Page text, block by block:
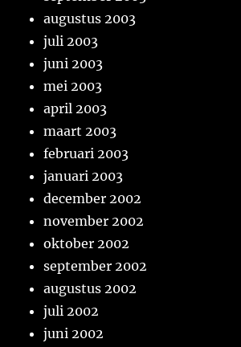
augustus 2003
juli 2003
juni 2003
mei 2003
april 2003
maart 2003
februari 2003
januari 2003
december 2002
november 2002
oktober 2002
september 2002
augustus 2002
juli 2002
juni 2002